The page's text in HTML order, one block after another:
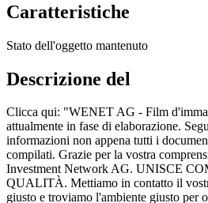
Caratteristiche
Stato dell'oggetto mantenuto
Descrizione del
Clicca qui: "WENET AG - Film
attualmente in fase di elaborazione.
informazioni non appena tutti i
compilati. Grazie per la vostra
Investment Network AG. UNISCE
QUALITÀ. Mettiamo in contatto il
giusto e troviamo l'ambiente giusto per